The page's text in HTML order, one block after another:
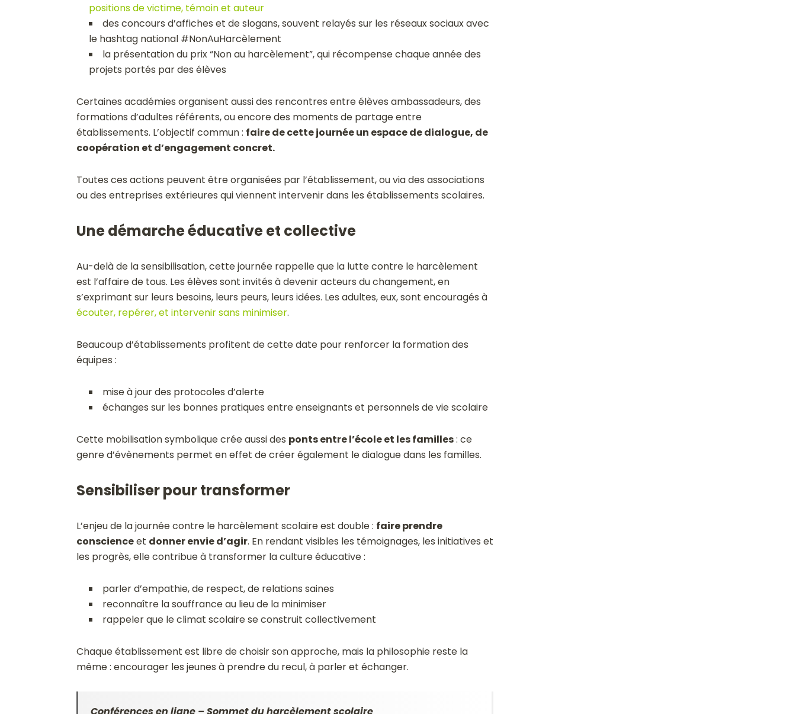
positions de victime, témoin et auteur
des concours d’affiches et de slogans, souvent relayés sur les réseaux sociaux avec
le hashtag national #NonAuHarcèlement
la présentation du prix “Non au harcèlement”, qui récompense chaque année des
projets portés par des élèves
Certaines académies organisent aussi des rencontres entre élèves ambassadeurs, des
formations d’adultes référents, ou encore des moments de partage entre
établissements. L’objectif commun : faire de cette journée un espace de dialogue, de
coopération et d’engagement concret.
Toutes ces actions peuvent être organisées par l’établissement, ou via des associations
ou des entreprises extérieures qui viennent intervenir dans les établissements scolaires.
Une démarche éducative et collective
Au-delà de la sensibilisation, cette journée rappelle que la lutte contre le harcèlement
est l’affaire de tous. Les élèves sont invités à devenir acteurs du changement, en
s’exprimant sur leurs besoins, leurs peurs, leurs idées. Les adultes, eux, sont encouragés à
écouter, repérer, et intervenir sans minimiser.
Beaucoup d’établissements profitent de cette date pour renforcer la formation des
équipes :
mise à jour des protocoles d’alerte
échanges sur les bonnes pratiques entre enseignants et personnels de vie scolaire
Cette mobilisation symbolique crée aussi des ponts entre l’école et les familles: ce
genre d’évènements permet en effet de créer également le dialogue dans les familles.
Sensibiliser pour transformer
L’enjeu de la journée contre le harcèlement scolaire est double : faire prendre
conscienceet donner envie d’agir. En rendant visibles les témoignages, les initiatives et
les progrès, elle contribue à transformer la culture éducative :
parler d’empathie, de respect, de relations saines
reconnaître la souffrance au lieu de la minimiser
rappeler que le climat scolaire se construit collectivement
Chaque établissement est libre de choisir son approche, mais la philosophie reste la
même : encourager les jeunes à prendre du recul, à parler et échanger.
Conférences en ligne – Sommet du harcèlement scolaire